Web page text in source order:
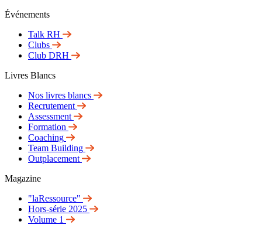
Événements
Talk RH
Clubs
Club DRH
Livres Blancs
Nos livres blancs
Recrutement
Assessment
Formation
Coaching
Team Building
Outplacement
Magazine
"laRessource"
Hors-série 2025
Volume 1